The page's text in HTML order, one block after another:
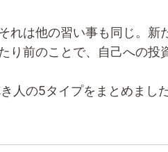
れは他の習い事も同じ。新
り前のことで、自己への投
人の5タイプをまとめました